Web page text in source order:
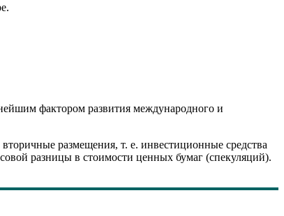
фактором развития международного и
размещения, т. е. инвестиционные средства
разницы в стоимости ценных бумаг (спекуляций).